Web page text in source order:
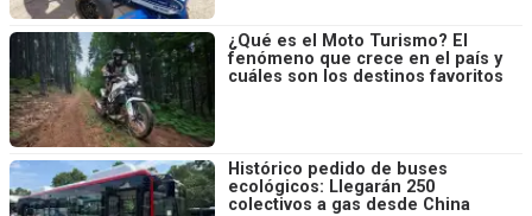
¿Qué es el Moto Turismo? El
fenómeno que crece en el país y
cuáles son los destinos favoritos
Histórico pedido de buses
ecológicos: Llegarán 250
colectivos a gas desde China